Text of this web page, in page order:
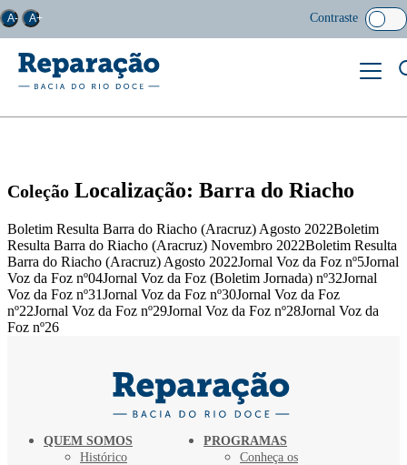
A- A+ Contraste
Coleção Localização: Barra do Riacho
Boletim Resulta Barra do Riacho (Aracruz) Agosto 2022Boletim
Resulta Barra do Riacho (Aracruz) Novembro 2022Boletim Resulta
Barra do Riacho (Aracruz) Agosto 2022Jornal Voz da Foz nº5Jornal
Voz da Foz nº04Jornal Voz da Foz (Boletim Jornada) nº32Jornal
Voz da Foz nº31Jornal Voz da Foz nº30Jornal Voz da Foz
nº22Jornal Voz da Foz nº29Jornal Voz da Foz nº28Jornal Voz da
Foz nº26
QUEM SOMOS
Histórico
PROGRAMAS
Conheça os